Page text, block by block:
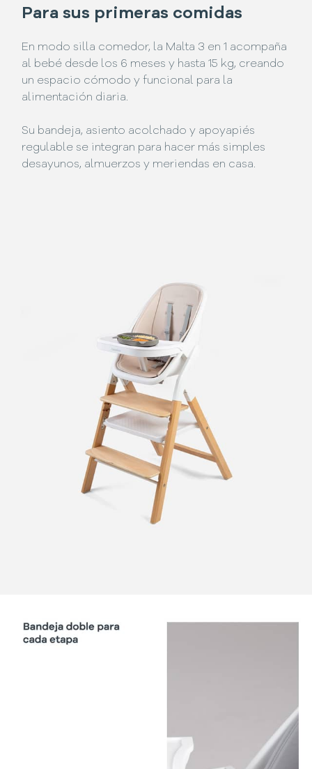
Para sus primeras comidas
En modo silla comedor, la Malta 3 en 1 acompaña
al bebé desde los 6 meses y hasta 15 kg, creando
un espacio cómodo y funcional para la
alimentación diaria.
Su bandeja, asiento acolchado y apoyapiés
regulable se integran para hacer más simples
desayunos, almuerzos y meriendas en casa.